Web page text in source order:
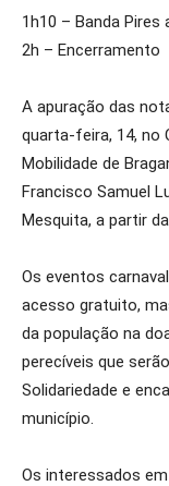
1h10 – Banda Pires
2h – Encerramento
A apuração das
quarta-feira, 14, no
Mobilidade de
Francisco Samuel
Mesquita, a partir
Os eventos
acesso gratuito,
da população na
perecíveis que
Solidariedade e
município.
Os interessados